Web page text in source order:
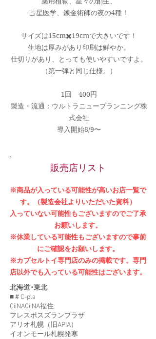
占星医学、錬金術師の夜の4種！
サイズは15cm✖️19cmで大きいです！
生地は厚みがあり印刷は鮮やか。
仕切りがあり、とっても使いやすいですよ。
（第一弾と同じ仕様。）
1回 400円
​製造・流通：ウルトラニュープランニング株
式会社
導入開始8/9〜
販売店リスト
※商品が入っている可能性が高いお店一覧で
す。（製造会社よりいただいた資料）
入っていない可能性もございますのでご了承
お願いします。
※休業している可能性もございますので事前
にご確認をお願いします。
※カプセルトイ専門店のみの掲載です。専門
店以外でも入っている可能性はございます。
北海道･東北
■＃C-pla
CiiNACiiNA福住
フレスポスズランプラザ
アリオ札幌（旧APIA）
イオンモール札幌発寒